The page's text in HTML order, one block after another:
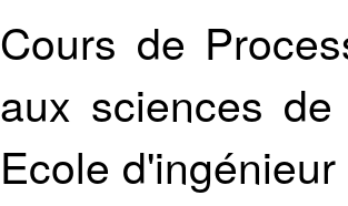
Cours de
aux sciences
Ecole